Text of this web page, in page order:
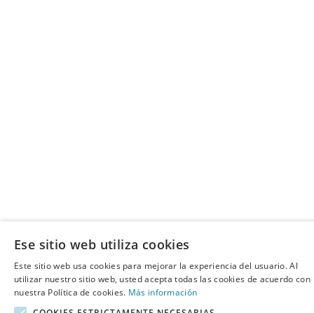
Ese sitio web utiliza cookies
Este sitio web usa cookies para mejorar la experiencia del usuario. Al
utilizar nuestro sitio web, usted acepta todas las cookies de acuerdo con
nuestra Política de cookies. Más información